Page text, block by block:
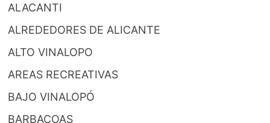
ALACANTI
ALREDEDORES DE ALICANTE
ALTO VINALOPO
AREAS RECREATIVAS
BAJO VINALOPÓ
BARBACOAS